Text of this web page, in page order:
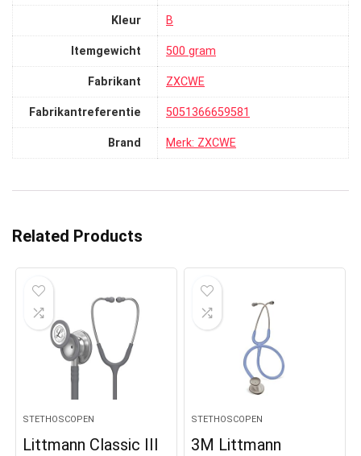
Kleur ‎B
Itemgewicht ‎500 gram
Fabrikant ‎ZXCWE
Fabrikantreferentie ‎5051366659581
Brand Merk: ZXCWE
Related Products
STETHOSCOPEN
Littmann Classic III
STETHOSCOPEN
3M Littmann